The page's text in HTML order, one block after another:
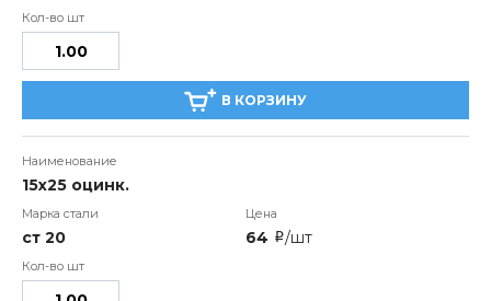
В КОРЗИНУ
15х25 оцинк.
ст 20 64 i/шт